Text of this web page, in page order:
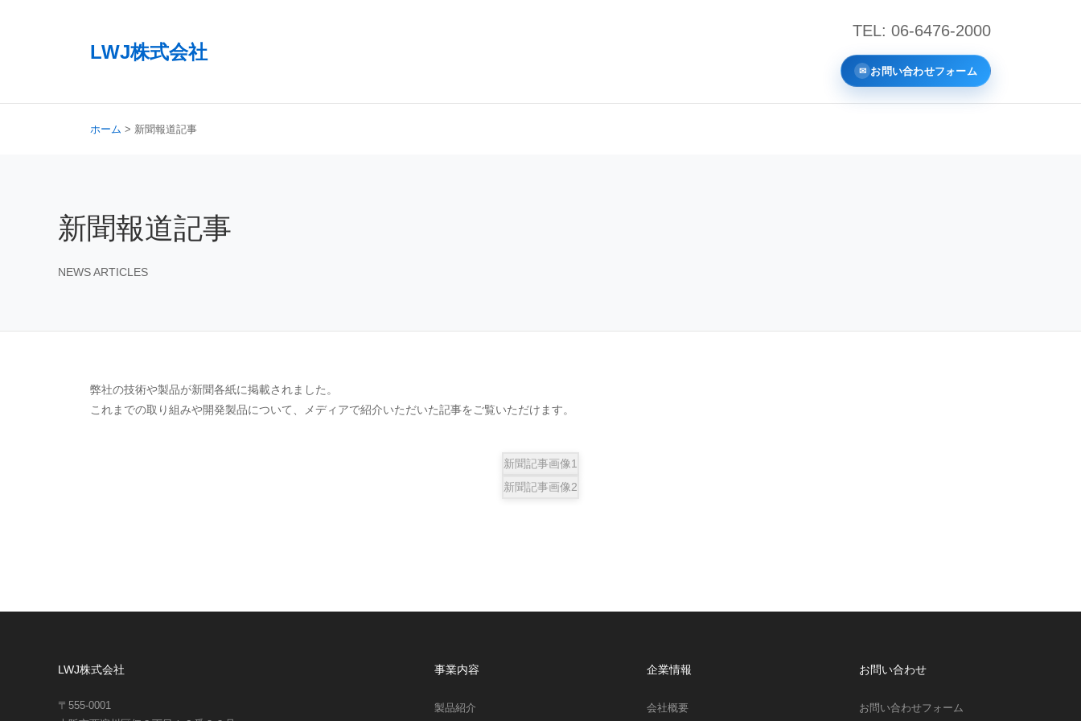
LWJ株式会社
TEL: 06-6476-2000
お問い合わせフォーム
ホーム > 新聞報道記事
新聞報道記事
NEWS ARTICLES
弊社の技術や製品が新聞各紙に掲載されました。
これまでの取り組みや開発製品について、メディアで紹介いただいた記事をご覧いただけます。
新聞記事画像1
新聞記事画像2
LWJ株式会社
〒555-0001
事業内容
製品紹介
企業情報
会社概要
お問い合わせ
お問い合わせフォーム